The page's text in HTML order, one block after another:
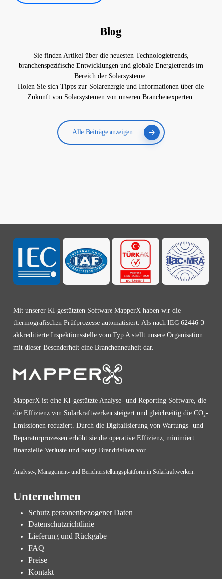
Blog
Sie finden Artikel über die neuesten Technologietrends,
branchenspezifische Entwicklungen und globale Energietrends im
Bereich der Solarsysteme.
Holen Sie sich Tipps zur Solarenergie und Informationen über die
Zukunft von Solarsystemen von unseren Branchenexperten.
Alle Beiträge anzeigen
Mit unserer KI-gestützten Software MapperX haben wir die
thermografischen Prüfprozesse automatisiert. Als nach IEC 62446-3
akkreditierte Inspektionsstelle vom Typ A stellt unsere Organisation
mit dieser Besonderheit eine Branchenneuheit dar.
MapperX ist eine KI-gestützte Analyse- und Reporting-Software, die
die Effizienz von Solarkraftwerken steigert und gleichzeitig die CO₂-
Emissionen reduziert. Durch die Digitalisierung von Wartungs- und
Reparaturprozessen erhöht sie die operative Effizienz, minimiert
finanzielle Verluste und beugt Brandrisiken vor.
Analyse-, Management- und Berichterstellungsplattform in Solarkraftwerken.
Unternehmen
Schutz personenbezogener Daten
Datenschutzrichtlinie
Lieferung und Rückgabe
FAQ
Preise
Kontakt